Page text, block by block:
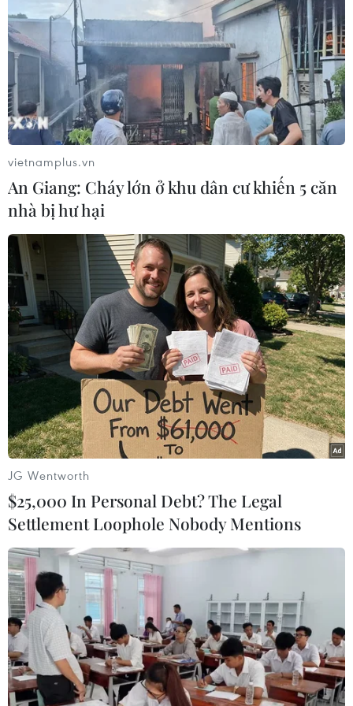
Xảy ra 31 trận động đất trong tháng Năm,
dự báo còn diễn biến phức tạp
02/06/2025 07:40
Trong tổng số 31 trận động đất xảy ra trong tháng
5/2025, có tới 14 trận xảy ra tại tỉnh Kon Tum; 14 trận xảy
ra tại khu vực tỉnh Quảng Nam; 3 trận xảy ra ở khu vực
tỉnh Điện Biên.
Chuyên gia: Động đất kích thích ở Kon
Tum, Quảng Nam không gây rủi ro thiên
vietnamplus.vn
An Giang: Cháy lớn ở khu dân cư khiến 5 căn
nhà bị hư hại
JG Wentworth
$25,000 In Personal Debt? The Legal
Settlement Loophole Nobody Mentions